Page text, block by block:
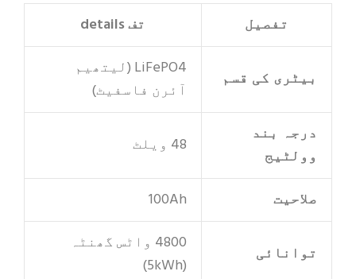
تفصیل تف details
بیٹری کی قسم
LiFePO4 (لیتھیم
آئرن فاسفیٹ)
درجہ بند
وولٹیج
48 ويلٹ
صلاحیت 100Ah
توانائی
4800 واٹس گھنٹہ
(5kWh)